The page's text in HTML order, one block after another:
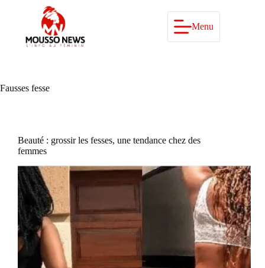
Menu
Fausses fesse
Beauté : grossir les fesses, une tendance chez des
femmes